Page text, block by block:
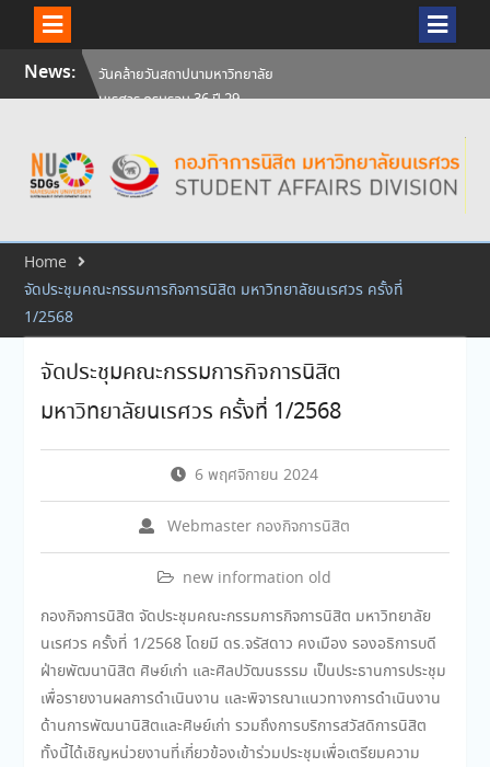
SkipNews:
วันคล้ายวันสถาปนามหาวิทยาลัย
นเรศวร ครบรอบ 36 ปี 29
สัมภาษณ์นิสิตเพื่อพิจารณาเข้ารับ
ทุนการศึกษามหาวิทยาลัยนเรศวร
ประจำปีการศึกษา 256
แก่นิสิตปัจจุบัน
Home
จัดประชุมคณะกรรมการกิจการนิสิต มหาวิทยาลัยนเรศวร ครั้งที่
1/2568
จัดประชุมคณะกรรมการกิจการนิสิต
มหาวิทยาลัยนเรศวร ครั้งที่ 1/2568
6 พฤศจิกายน 2024
Webmaster กองกิจการนิสิต
new information old
กองกิจการนิสิต จัดประชุมคณะกรรมการกิจการนิสิต มหาวิทยาลัย
นเรศวร ครั้งที่ 1/2568 โดยมี ดร.จรัสดาว คงเมือง รองอธิการบดี
ฝ่ายพัฒนานิสิต ศิษย์เก่า และศิลปวัฒนธรรม เป็นประธานการประชุม
เพื่อรายงานผลการดำเนินงาน และพิจารณาแนวทางการดำเนินงาน
ด้านการพัฒนานิสิตและศิษย์เก่า รวมถึงการบริการสวัสดิการนิสิต
ทั้งนี้ได้เชิญหน่วยงานที่เกี่ยวข้องเข้าร่วมประชุมเพื่อเตรียมความ